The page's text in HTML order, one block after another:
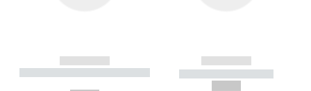
------------
----------- ----------- --------
------------
----------- -----------